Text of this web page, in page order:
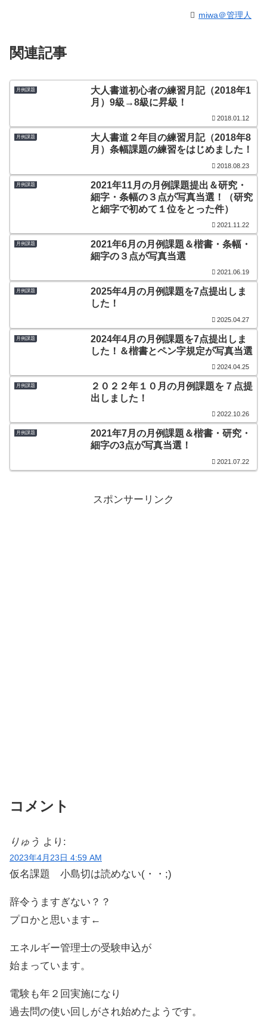
miwa＠管理人
関連記事
月例課題
大人書道初心者の練習月記（2018年1
月）9級→8級に昇級！
2018.01.12
月例課題
大人書道２年目の練習月記（2018年8
月）条幅課題の練習をはじめました！
2018.08.23
月例課題
2021年11月の月例課題提出＆研究・
細字・条幅の３点が写真当選！（研究
と細字で初めて１位をとった件）
2021.11.22
月例課題
2021年6月の月例課題＆楷書・条幅・
細字の３点が写真当選
2021.06.19
月例課題
2025年4月の月例課題を7点提出しま
した！
2025.04.27
月例課題
2024年4月の月例課題を7点提出しま
した！＆楷書とペン字規定が写真当選
2024.04.25
月例課題
２０２２年１０月の月例課題を７点提
出しました！
2022.10.26
月例課題
2021年7月の月例課題＆楷書・研究・
細字の3点が写真当選！
2021.07.22
スポンサーリンク
コメント
りゅう より:
2023年4月23日 4:59 AM
仮名課題 小島切は読めない(・・;)
辞令うますぎない？？
プロかと思います←
エネルギー管理士の受験申込が
始まっています。
電験も年２回実施になり
過去問の使い回しがされ始めたようです。